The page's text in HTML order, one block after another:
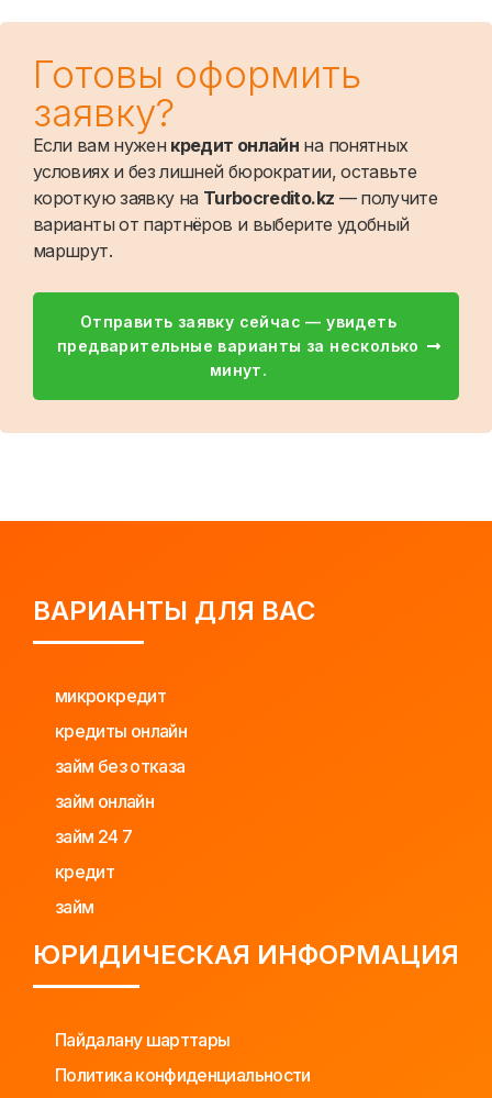
Готовы оформить
заявку?
Если вам нужен кредит онлайн на понятных
условиях и без лишней бюрократии, оставьте
короткую заявку на Turbocredito.kz — получите
варианты от партнёров и выберите удобный
маршрут.
Отправить заявку сейчас — увидеть
предварительные варианты за несколько
минут.
ВАРИАНТЫ ДЛЯ ВАС
микрокредит
кредиты онлайн
займ без отказа
займ онлайн
займ 24 7
кредит
займ
ЮРИДИЧЕСКАЯ ИНФОРМАЦИЯ
Пайдалану шарттары
Политика конфиденциальности